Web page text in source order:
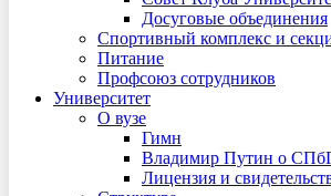
Досуговые объединения
Спортивный комплекс и
Питание
Профсоюз сотрудников
Университет
О вузе
Гимн
Владимир Путин о
Лицензия и